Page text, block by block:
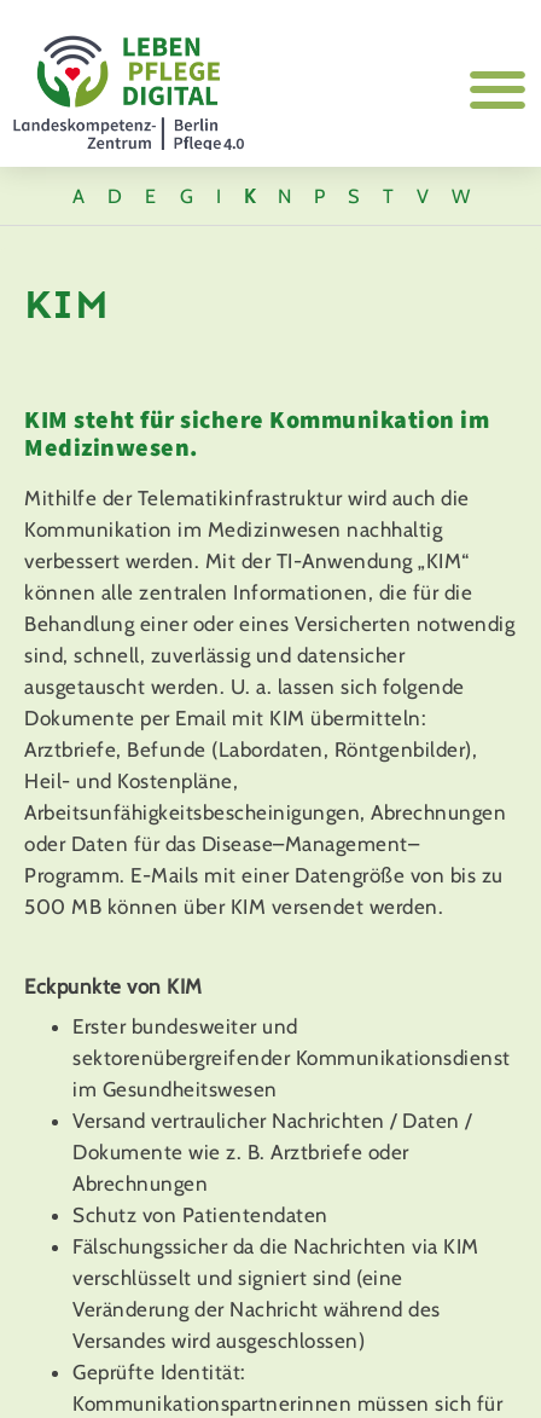
A D E G I K N P S T V W
KIM
KIM steht für sichere Kommunikation im
Medizinwesen.
Mithilfe der Telematikinfrastruktur wird auch die
Kommunikation im Medizinwesen nachhaltig
verbessert werden. Mit der TI-Anwendung „KIM“
können alle zentralen Informationen, die für die
Behandlung einer oder eines Versicherten notwendig
sind, schnell, zuverlässig und datensicher
ausgetauscht werden. U. a. lassen sich folgende
Dokumente per Email mit KIM übermitteln:
Arztbriefe, Befunde (Labordaten, Röntgenbilder),
Heil- und Kostenpläne,
Arbeitsunfähigkeitsbescheinigungen, Abrechnungen
oder Daten für das Disease–Management–
Programm. E-Mails mit einer Datengröße von bis zu
500 MB können über KIM versendet werden.
Eckpunkte von KIM
Erster bundesweiter und
sektorenübergreifender Kommunikationsdienst
im Gesundheitswesen
Versand vertraulicher Nachrichten / Daten /
Dokumente wie z. B. Arztbriefe oder
Abrechnungen
Schutz von Patientendaten
Fälschungssicher da die Nachrichten via KIM
verschlüsselt und signiert sind (eine
Veränderung der Nachricht während des
Versandes wird ausgeschlossen)
Geprüfte Identität:
Kommunikationspartnerinnen müssen sich für